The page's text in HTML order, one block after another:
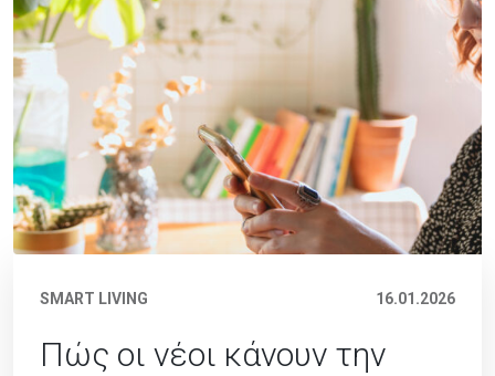
SMART LIVING 16.01.2026
Πώς οι νέοι κάνουν την